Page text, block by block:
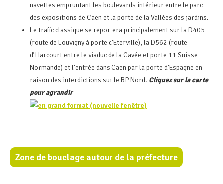
navettes empruntant les boulevards intérieur entre le parc
des expositions de Caen et la porte de la Vallées des jardins.
Le trafic classique se reportera principalement sur la D405
(route de Louvigny à porte d’Eterville), la D562 (route
d’Harcourt entre le viaduc de la Cavée et porte 11 Suisse
Normande) et l’entrée dans Caen par la porte d’Espagne en
raison des interdictions sur le BP Nord. Cliquez sur la carte
pour agrandir
Zone de bouclage autour de la préfecture